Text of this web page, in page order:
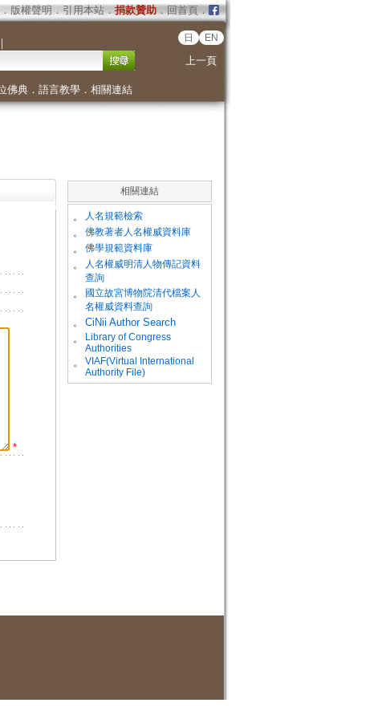
． 版權聲明 ． 引用本站． 捐款贊助．回首頁．
｜ 日 EN
上一頁
佛典． 語言教學． 相關連結
*
相關連結
。 人名規範檢索
。 佛教著者人名權威資料庫
。 佛學規範資料庫
。
人名權威明清人物傳記資料
查詢
。
國立故宮博物院清代檔案人
名權威資料查詢
。
CiNii Author Search
。
Library of Congress
Authorities
。
VIAF(Virtual International
Authority File)